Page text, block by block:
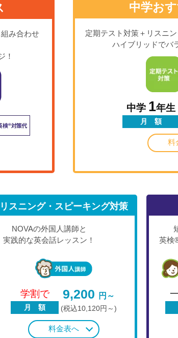
み合わせ
！
中学お
定期テスト対策＋リスニ
ハイブリッドでバ
中学 1年生
月 額
料
リスニング・スピーキング対策
NOVAの外国人講師と
実践的な英会話レッスン！
学割で
月 額
9,200 円～
(税込10,120円～)
料金表へ
英検